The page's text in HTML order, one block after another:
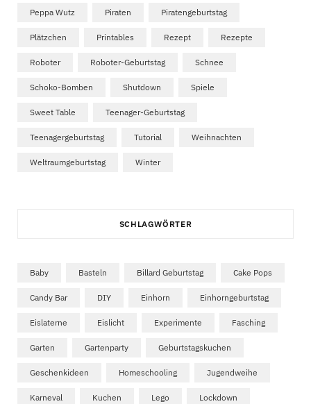
Peppa Wutz Piraten Piratengeburtstag
Plätzchen Printables Rezept Rezepte
Roboter Roboter-Geburtstag Schnee
Schoko-Bomben Shutdown Spiele
Sweet Table Teenager-Geburtstag
Teenagergeburtstag Tutorial Weihnachten
Weltraumgeburtstag Winter
SCHLAGWÖRTER
Baby Basteln Billard Geburtstag Cake Pops
Candy Bar DIY Einhorn Einhorngeburtstag
Eislaterne Eislicht Experimente Fasching
Garten Gartenparty Geburtstagskuchen
Geschenkideen Homeschooling Jugendweihe
Karneval Kuchen Lego Lockdown